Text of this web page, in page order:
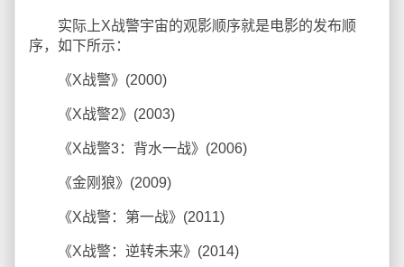
实际上X战警宇宙的观影顺序就是电影的发布顺
序，如下所示：
《X战警》(2000)
《X战警2》(2003)
《X战警3：背水一战》(2006)
《金刚狼》(2009)
《X战警：第一战》(2011)
《X战警：逆转未来》(2014)